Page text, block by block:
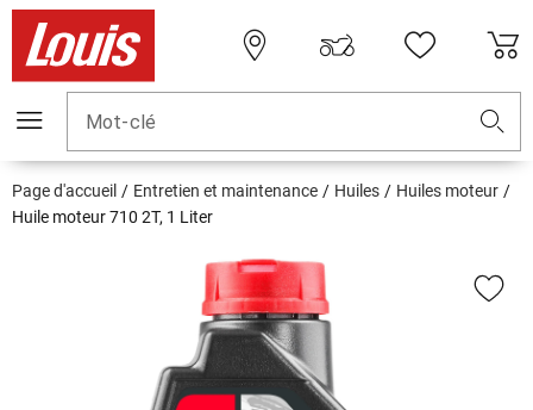
Mot-clé
Page d'accueil Entretien et maintenance Huiles
Huiles moteur
Huile moteur 710 2T, 1 Liter